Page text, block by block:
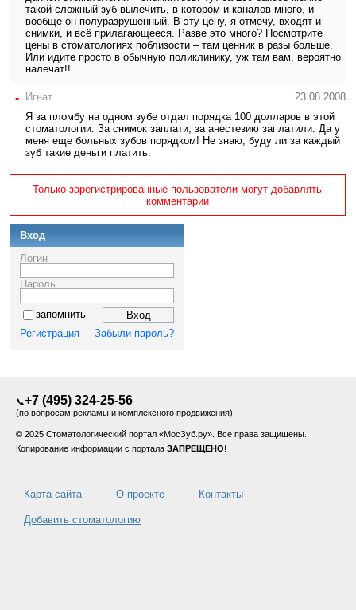
такой сложный зуб вылечить, в котором и каналов много, и
вообще он полуразрушенный. В эту цену, я отмечу, входят и
снимки, и всё прилагающееся. Разве это много? Посмотрите
цены в стоматологиях поблизости – там ценник в разы больше.
Или идите просто в обычную поликлинику, уж там вам, вероятно
налечат!!
- Игнат
23.08.2008
Я за пломбу на одном зубе отдал порядка 100 долларов в этой
стоматологии. За снимок заплати, за анестезию заплатили. Да у
меня еще больных зубов порядком! Не знаю, буду ли за каждый
зуб такие деньги платить.
Только зарегистрированные пользователи могут добавлять
комментарии
Вход
Логин
Пароль
запомнить
Регистрация
Забыли пароль?
📞+7 (495) 324-25-56
(по вопросам рекламы и комплексного продвижения)
© 2025 Стоматологический портал «МосЗуб.ру». Все права защищены.
Копирование информации с портала ЗАПРЕЩЕНО!
Карта сайта О проекте Контакты
Добавить стоматологию